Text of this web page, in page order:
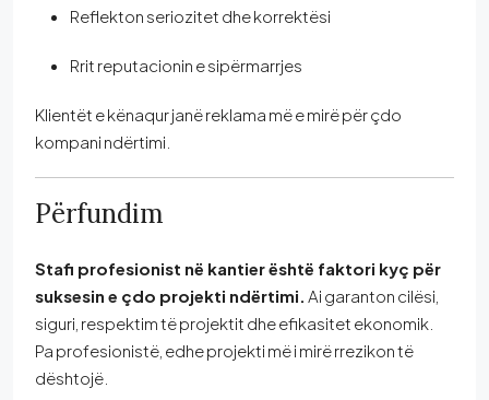
Reflekton seriozitet dhe korrektësi
Rrit reputacionin e sipërmarrjes
Klientët e kënaqur janë reklama më e mirë për çdo
kompani ndërtimi.
Përfundim
Stafi profesionist në kantier është faktori kyç për
suksesin e çdo projekti ndërtimi. Ai garanton cilësi,
siguri, respektim të projektit dhe efikasitet ekonomik.
Pa profesionistë, edhe projekti më i mirë rrezikon të
dështojë.